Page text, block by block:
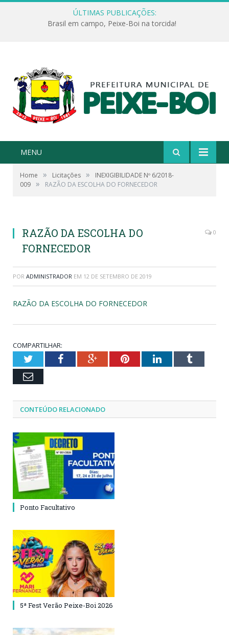
ÚLTIMAS PUBLICAÇÕES:
Brasil em campo, Peixe-Boi na torcida!
MENU
Home » Licitações »
INEXIGIBILIDADE Nº 6/2018-
009 » RAZÃO DA ESCOLHA DO FORNECEDOR
RAZÃO DA ESCOLHA DO
FORNECEDOR
0
POR ADMINISTRADOR EM 12 DE SETEMBRO DE 2019
RAZÃO DA ESCOLHA DO FORNECEDOR
COMPARTILHAR:
TwitterFacebookGoogle+PinterestLinkedInTumblr
Email
CONTEÚDO RELACIONADO
Ponto Facultativo
5ª Fest Verão Peixe-Boi 2026